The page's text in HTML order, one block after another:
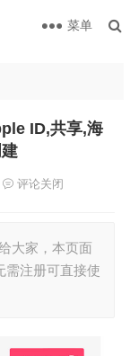
菜单
ID,共享,海
评论关闭
大家，本页面
需注册可直接使